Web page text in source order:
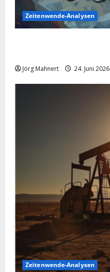
Zeitenwende-Analysen
Jörg Mahnert 24. Juni 2026
Zeitenwende-Analysen